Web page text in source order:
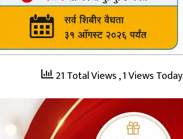
21 Total Views, 1 Views Today